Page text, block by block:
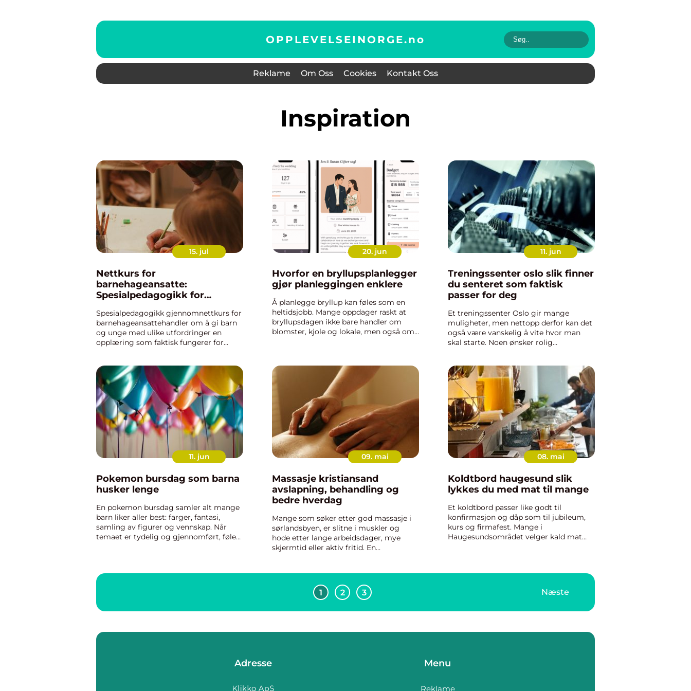
OPPLEVELSEINORGE.no
Reklame Om Oss Cookies Kontakt Oss
inspiration
15. jul
Nettkurs for
barnehageansatte:
Spesialpedagogikk for
Spesialpedagogikk gjennomnettkurs for
barnehageansattehandler om å gi barn
og unge med ulike utfordringer en
opplæring som faktisk fungerer for
20. jun
Hvorfor en bryllupsplanlegger
gjør planleggingen enklere
Å planlegge bryllup kan føles som en
heltidsjobb. Mange oppdager raskt at
bryllupsdagen ikke bare handler om
blomster, kjole og lokale, men også om
11. jun
Treningssenter oslo slik finner
du senteret som faktisk
passer for deg
Et treningssenter Oslo gir mange
muligheter, men nettopp derfor kan det
også være vanskelig å vite hvor man
skal starte. Noen ønsker rolig
personlig trener. Valget av s...
11. jun
Pokemon bursdag som barna
husker lenge
En pokemon bursdag samler alt mange
barn liker aller best: farger, fantasi,
samling av figurer og vennskap. Når
temaet er tydelig og gjennomført, føles
09. mai
Massasje kristiansand
avslapning, behandling og
bedre hverdag
Mange som søker etter god massasje i
sørlandsbyen, er slitne i muskler og
hode etter lange arbeidsdager, mye
skjermtid eller aktiv fritid. En
08. mai
Koldtbord haugesund slik
lykkes du med mat til mange
Et koldtbord passer like godt til
konfirmasjon og dåp som til jubileum,
kurs og firmafest. Mange i
Haugesundsområdet velger kald mat
et...
1 2 3 Næste
Adresse Menu
Reklame